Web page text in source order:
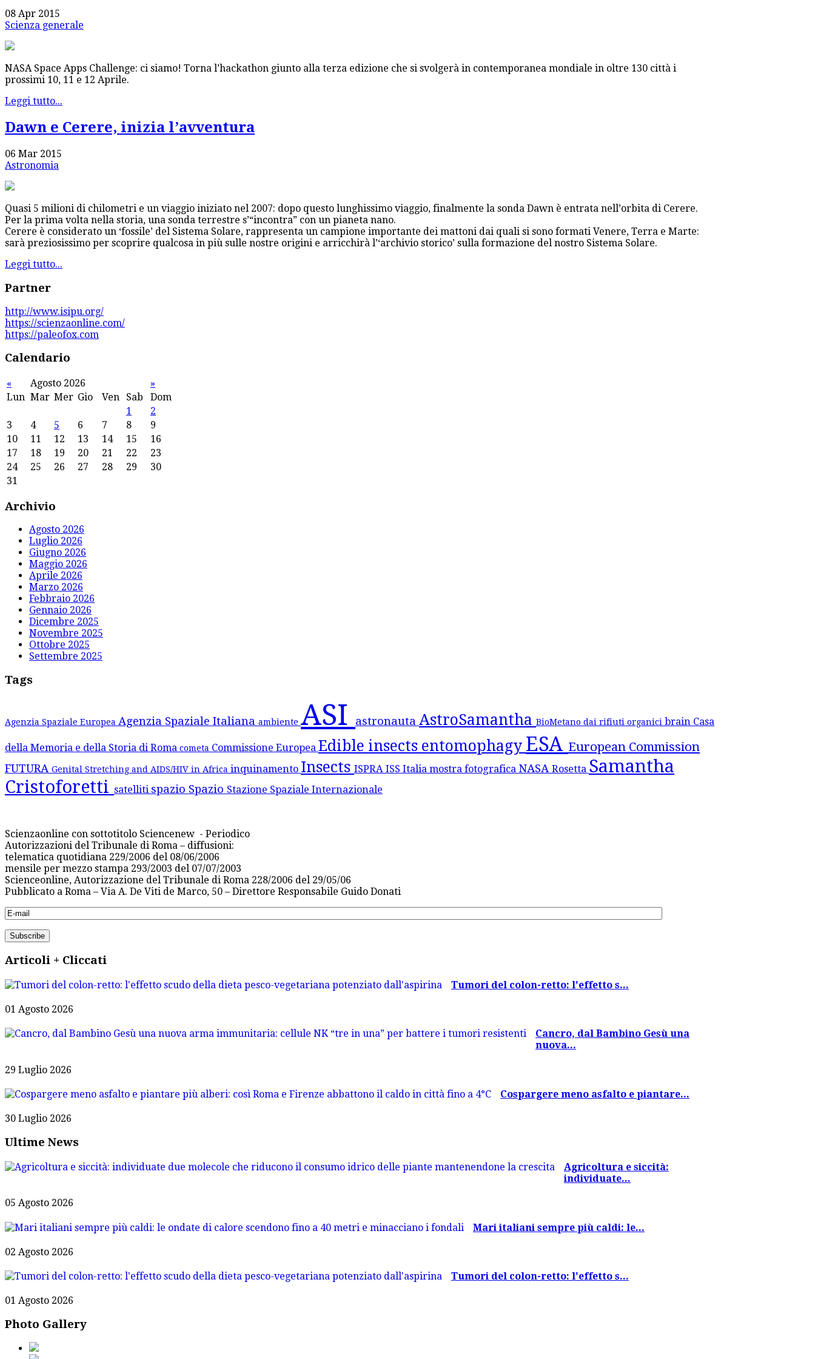
08 Apr 2015
Scienza generale
NASA Space Apps Challenge: ci siamo! Torna l’hackathon giunto alla terza edizione che si svolgerà in contemporanea mondiale in oltre 130 città i
prossimi 10, 11 e 12 Aprile.
Leggi tutto...
Dawn e Cerere, inizia l’avventura
06 Mar 2015
Astronomia
Quasi 5 milioni di chilometri e un viaggio iniziato nel 2007: dopo questo lunghissimo viaggio, finalmente la sonda Dawn è entrata nell’orbita di Cerere.
Per la prima volta nella storia, una sonda terrestre s’“incontra” con un pianeta nano.
Cerere è considerato un ‘fossile’ del Sistema Solare, rappresenta un campione importante dei mattoni dai quali si sono formati Venere, Terra e Marte:
sarà preziosissimo per scoprire qualcosa in più sulle nostre origini e arricchirà l’‘archivio storico’ sulla formazione del nostro Sistema Solare.
Leggi tutto...
Partner
http://www.isipu.org/
https://scienzaonline.com/
https://paleofox.com
Calendario
« Agosto 2026
»
Lun Mar Mer Gio Ven Sab
Dom
1
2
3
4 5 6 7 8
9
10
11 12 13 14 15
16
17
18 19 20 21 22
23
24
25 26 27 28 29
30
31
Archivio
Agosto 2026
Luglio 2026
Giugno 2026
Maggio 2026
Aprile 2026
Marzo 2026
Febbraio 2026
Gennaio 2026
Dicembre 2025
Novembre 2025
Ottobre 2025
Settembre 2025
Tags
Agenzia Spaziale Europea Agenzia Spaziale Italiana ambiente ASI astronauta AstroSamantha BioMetano dai rifiuti organici brain Casa
della Memoria e della Storia di Roma cometa Commissione Europea Edible insects entomophagy ESA European Commission
FUTURA Genital Stretching and AIDS/HIV in Africa inquinamento Insects ISPRA ISS Italia mostra fotografica NASA Rosetta Samantha
Cristoforetti satelliti spazio Spazio Stazione Spaziale Internazionale
Scienzaonline con sottotitolo Sciencenew - Periodico
Autorizzazioni del Tribunale di Roma – diffusioni:
telematica quotidiana 229/2006 del 08/06/2006
mensile per mezzo stampa 293/2003 del 07/07/2003
Scienceonline, Autorizzazione del Tribunale di Roma 228/2006 del 29/05/06
Pubblicato a Roma – Via A. De Viti de Marco, 50 – Direttore Responsabile Guido Donati
Articoli + Cliccati
Tumori del colon-retto: l'effetto s...
01 Agosto 2026
Cancro, dal Bambino Gesù una
nuova...
29 Luglio 2026
Cospargere meno asfalto e piantare...
30 Luglio 2026
Ultime News
Agricoltura e siccità:
individuate...
05 Agosto 2026
Mari italiani sempre più caldi: le...
02 Agosto 2026
Tumori del colon-retto: l'effetto s...
01 Agosto 2026
Photo Gallery